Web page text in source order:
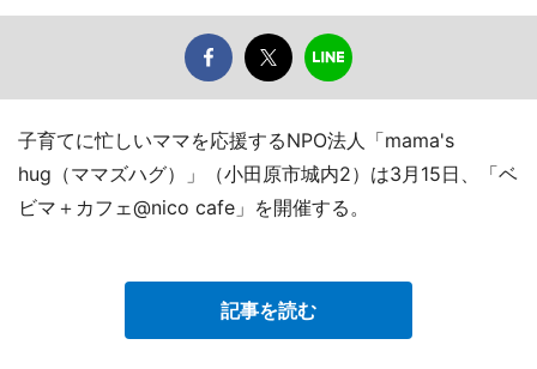
子育てに忙しいママを応援するNPO法人「mama's
hug（ママズハグ）」（小田原市城内2）は3月15日、「ベ
ビマ＋カフェ@nico cafe」を開催する。
記事を読む